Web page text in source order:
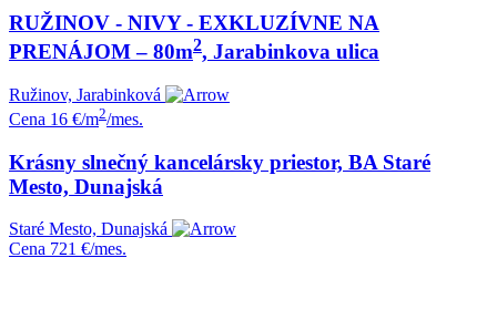
RUŽINOV - NIVY - EXKLUZÍVNE NA
PRENÁJOM – 80m2, Jarabinkova ulica
Ružinov, Jarabinková
Cena 16 €/m2/mes.
Krásny slnečný kancelársky priestor, BA Staré
Mesto, Dunajská
Staré Mesto, Dunajská
Cena 721 €/mes.